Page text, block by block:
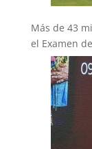
Más de 43
el Examen